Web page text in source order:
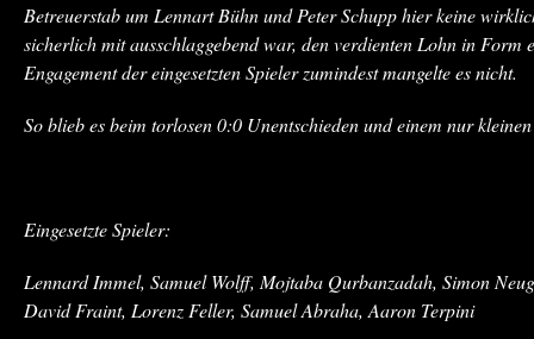
Betreuerstab um Lennart Bühn und Peter Schupp hier keine
sicherlich mit ausschlaggebend war, den verdienten Lohn in Form
Engagement der eingesetzten Spieler zumindest mangelte es nicht.
So blieb es beim torlosen 0:0 Unentschieden und einem nur
Eingesetzte Spieler:
Lennard Immel, Samuel Wolff, Mojtaba Qurbanzadah, Simon
David Fraint, Lorenz Feller, Samuel Abraha, Aaron Terpini